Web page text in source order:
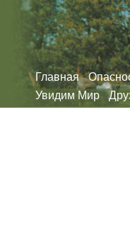
Главная
Увидим Мир